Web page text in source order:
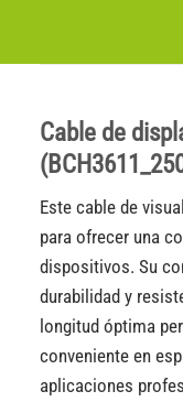
Cable de
Este cable de
para ofrecer una
dispositivos. Su
durabilidad y
longitud óptima
conveniente en
aplicaciones